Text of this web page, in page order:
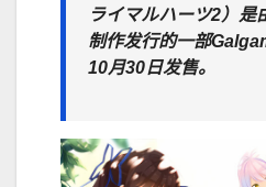
ライマルハーツ2）是
制作发行的一部
10月30日发售。